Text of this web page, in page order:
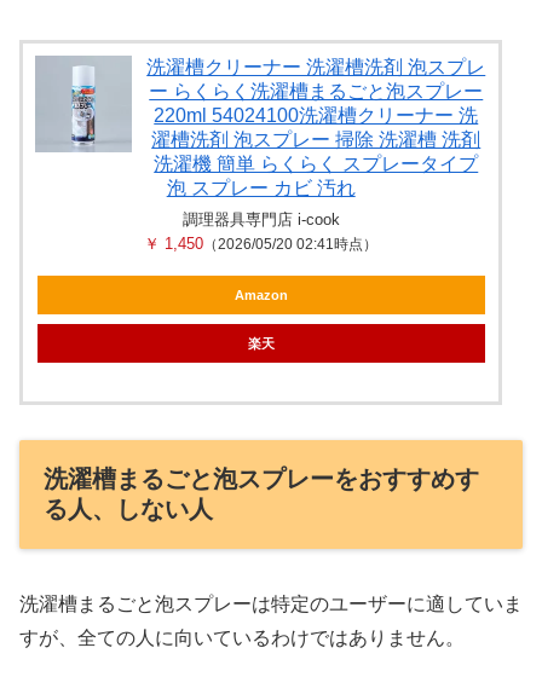
洗濯槽クリーナー 洗濯槽洗剤 泡スプレ
ー らくらく洗濯槽まるごと泡スプレー
220ml 54024100洗濯槽クリーナー 洗
濯槽洗剤 泡スプレー 掃除 洗濯槽 洗剤
洗濯機 簡単 らくらく スプレータイプ
泡 スプレー カビ 汚れ
調理器具専門店 i-cook
￥ 1,450 （2026/05/20 02:41時点）
Amazon
楽天
洗濯槽まるごと泡スプレーをおすすめす
る人、しない人
洗濯槽まるごと泡スプレーは特定のユーザーに適していま
すが、全ての人に向いているわけではありません。